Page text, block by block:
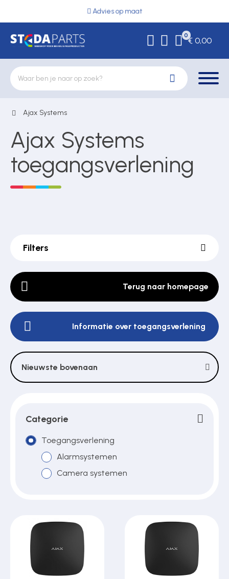
Advies op maat
0
€ 0,00
Deurbeslag
Elektrische vergrendeling
Hekwerkonderdelen
Pulsgevers
Sloten
Toegangscontrole
Toegangsverlening
Voedingen
Ajax Systems
Ajax Systems
toegangsverlening
Filters
Terug naar homepage
Informatie over toegangsverlening
Nieuwste bovenaan
Categorie
Toegangsverlening
Alarmsystemen
Camera systemen